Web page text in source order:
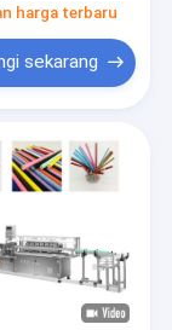
harga terbaru
sekarang